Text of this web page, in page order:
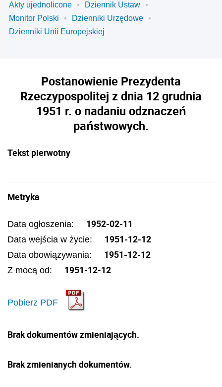
Akty ujednolicone
Dziennik Ustaw
Monitor Polski
Dzienniki Urzędowe
Dzienniki Unii Europejskiej
Postanowienie Prezydenta
Rzeczypospolitej z dnia 12 grudnia
1951 r. o nadaniu odznaczeń
państwowych.
Tekst pierwotny
Metryka
Data ogłoszenia: 1952-02-11
Data wejścia w życie: 1951-12-12
Data obowiązywania: 1951-12-12
Z mocą od: 1951-12-12
Pobierz PDF
Brak dokumentów zmieniających.
Brak zmienianych dokumentów.